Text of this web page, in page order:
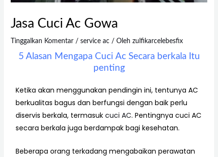
Jasa Cuci Ac Gowa
Tinggalkan Komentar / service ac/ Oleh zulfikarcelebesfix
5 Alasan Mengapa Cuci Ac Secara berkala Itu
penting
Ketika akan menggunakan pendingin ini, tentunya AC
berkualitas bagus dan berfungsi dengan baik perlu
diservis berkala, termasuk cuci AC. Pentingnya cuci AC
secara berkala juga berdampak bagi kesehatan.
Beberapa orang terkadang mengabaikan perawatan